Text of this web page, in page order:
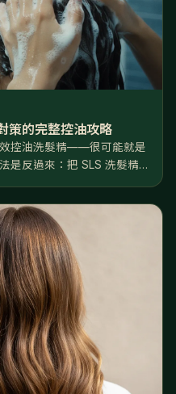
策的完整控油攻略
控油洗髮精——很可能就是
是反過來：把 SLS 洗髮精